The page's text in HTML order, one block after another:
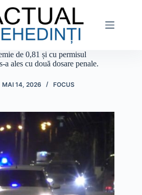
de 0,81 și cu permisul
a ales cu două dosare penale.
MAI 14, 2026 FOCUS